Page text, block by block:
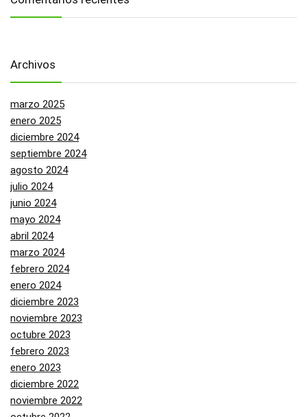
Archivos
marzo 2025
enero 2025
diciembre 2024
septiembre 2024
agosto 2024
julio 2024
junio 2024
mayo 2024
abril 2024
marzo 2024
febrero 2024
enero 2024
diciembre 2023
noviembre 2023
octubre 2023
febrero 2023
enero 2023
diciembre 2022
noviembre 2022